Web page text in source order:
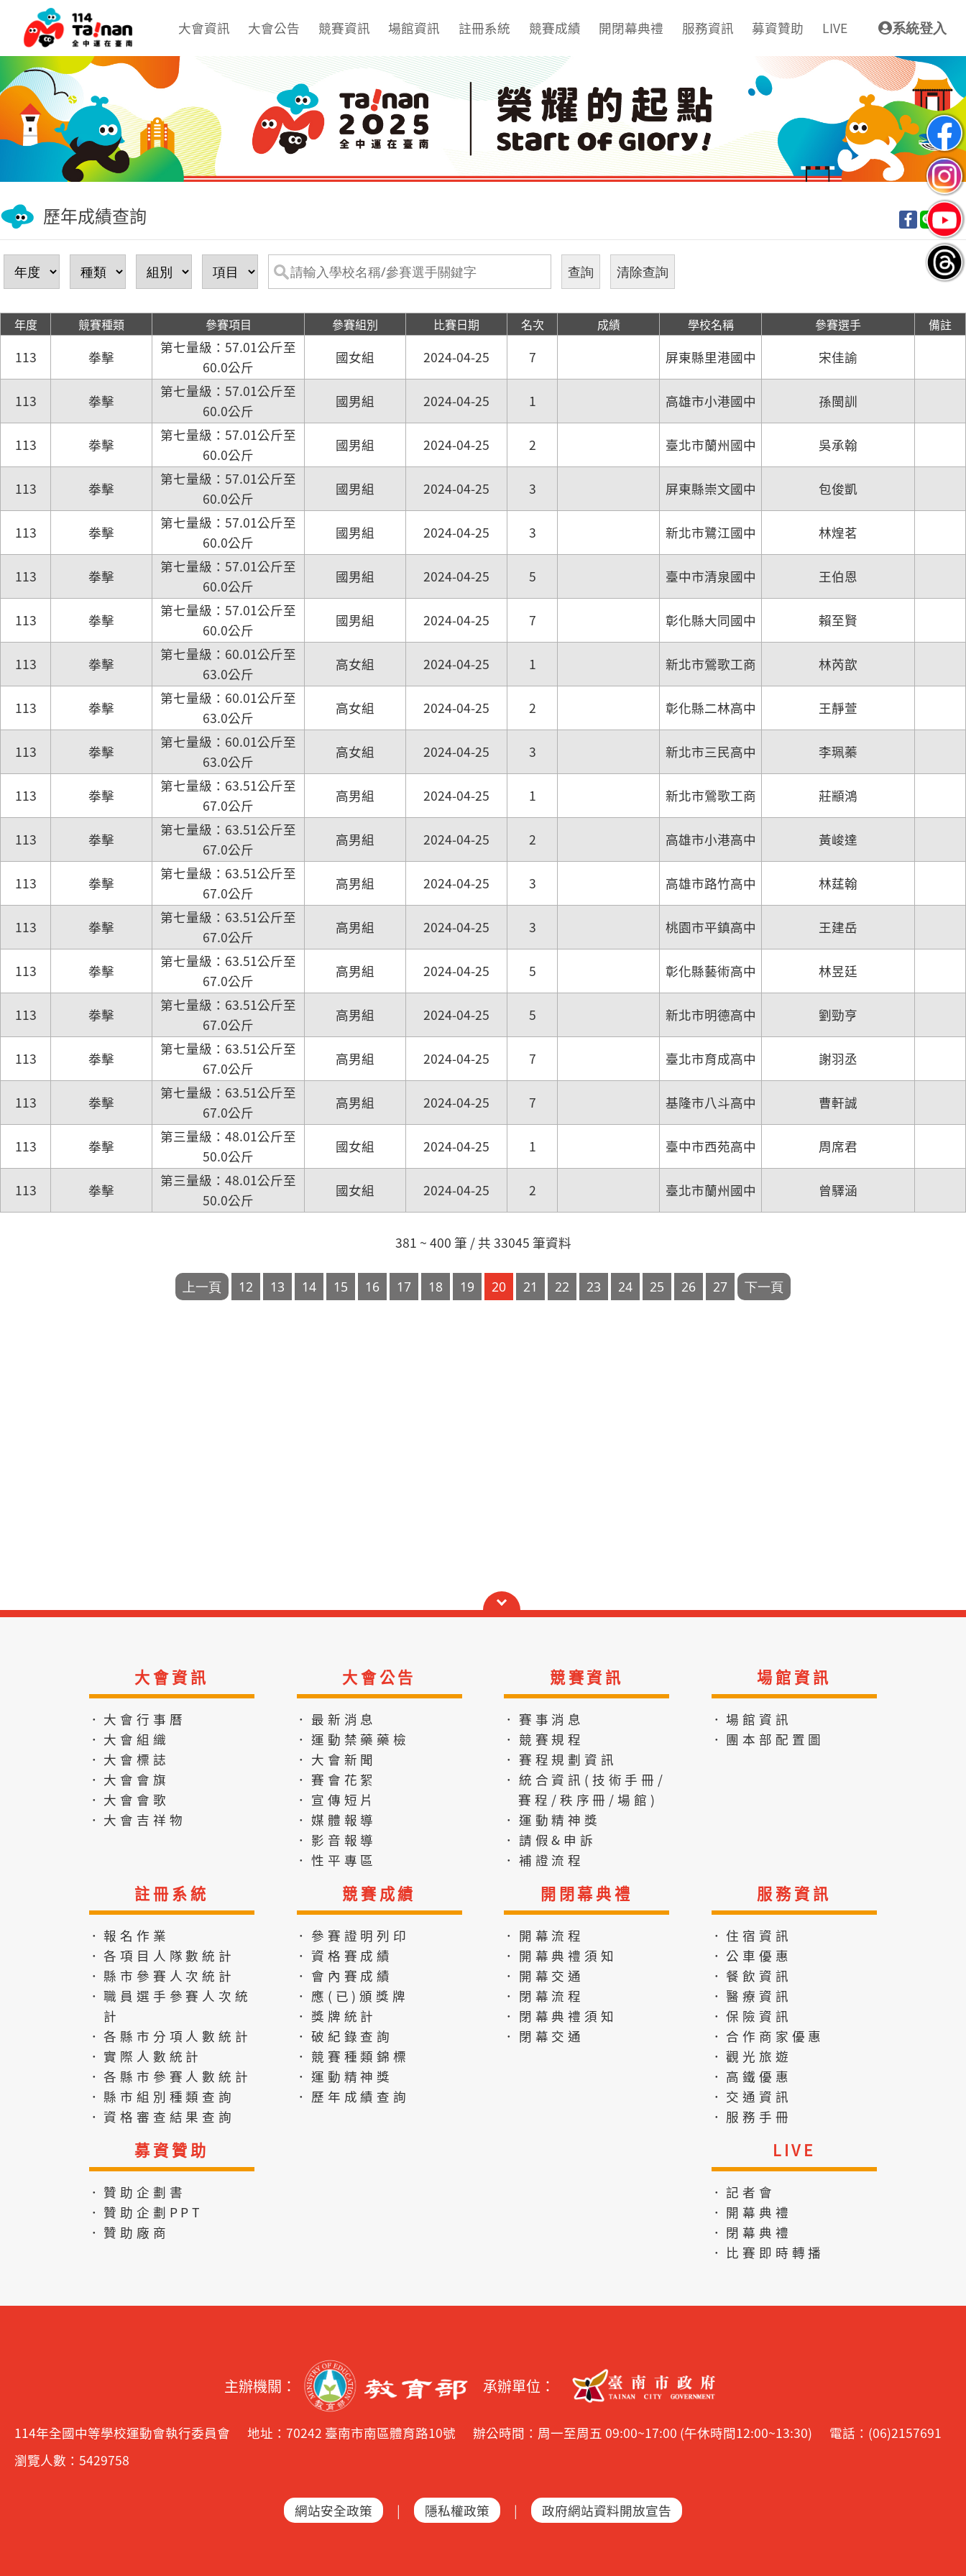
大會資訊 大會公告 競賽資訊 場館資訊 註冊系統 競賽成績 開閉幕典禮 服務資訊 募資贊助 LIVE 系統登入
歷年成績查詢
年度 競賽種類 參賽項目 參賽組別 比賽日期 名次 成績 學校名稱 參賽選手 備註
113 拳擊
第七量級：57.01公斤至
60.0公斤
國女組 2024-04-25 7 屏東縣里港國中 宋佳諭
113 拳擊
第七量級：57.01公斤至
60.0公斤
國男組 2024-04-25 1 高雄市小港國中 孫閩訓
113 拳擊
第七量級：57.01公斤至
60.0公斤
國男組 2024-04-25 2 臺北市蘭州國中 吳承翰
113 拳擊
第七量級：57.01公斤至
60.0公斤
國男組 2024-04-25 3 屏東縣崇文國中 包俊凱
113 拳擊
第七量級：57.01公斤至
60.0公斤
國男組 2024-04-25 3 新北市鷺江國中 林煌茗
113 拳擊
第七量級：57.01公斤至
60.0公斤
國男組 2024-04-25 5 臺中市清泉國中 王伯恩
113 拳擊
第七量級：57.01公斤至
60.0公斤
國男組 2024-04-25 7 彰化縣大同國中 賴至賢
113 拳擊
第七量級：60.01公斤至
63.0公斤
高女組 2024-04-25 1 新北市鶯歌工商 林芮歆
113 拳擊
第七量級：60.01公斤至
63.0公斤
高女組 2024-04-25 2 彰化縣二林高中 王靜萱
113 拳擊
第七量級：60.01公斤至
63.0公斤
高女組 2024-04-25 3 新北市三民高中 李珮蓁
113 拳擊
第七量級：63.51公斤至
67.0公斤
高男組 2024-04-25 1 新北市鶯歌工商 莊顓鴻
113 拳擊
第七量級：63.51公斤至
67.0公斤
高男組 2024-04-25 2 高雄市小港高中 黃峻達
113 拳擊
第七量級：63.51公斤至
67.0公斤
高男組 2024-04-25 3 高雄市路竹高中 林莛翰
113 拳擊
第七量級：63.51公斤至
67.0公斤
高男組 2024-04-25 3 桃園市平鎮高中 王建岳
113 拳擊
第七量級：63.51公斤至
67.0公斤
高男組 2024-04-25 5 彰化縣藝術高中 林昱廷
113 拳擊
第七量級：63.51公斤至
67.0公斤
高男組 2024-04-25 5 新北市明德高中 劉勁亨
113 拳擊
第七量級：63.51公斤至
67.0公斤
高男組 2024-04-25 7 臺北市育成高中 謝羽丞
113 拳擊
第七量級：63.51公斤至
67.0公斤
高男組 2024-04-25 7 基隆市八斗高中 曹軒誠
113 拳擊
第三量級：48.01公斤至
50.0公斤
國女組 2024-04-25 1 臺中市西苑高中 周席君
113 拳擊
第三量級：48.01公斤至
50.0公斤
國女組 2024-04-25 2 臺北市蘭州國中 曾驛涵
381 ~ 400 筆 / 共 33045 筆資料
大會資訊
．大會行事曆
．大會組織
．大會標誌
．大會會旗
．大會會歌
．大會吉祥物
大會公告
．最新消息
．運動禁藥藥檢
．大會新聞
．賽會花絮
．宣傳短片
．媒體報導
．影音報導
．性平專區
競賽資訊
．賽事消息
．競賽規程
．賽程規劃資訊
．統合資訊(技術手冊/
賽程/秩序冊/場館)
．運動精神獎
．請假&申訴
．補證流程
場館資訊
．場館資訊
．團本部配置圖
註冊系統
．報名作業
．各項目人隊數統計
．縣市參賽人次統計
．職員選手參賽人次統
計
．各縣市分項人數統計
．實際人數統計
．各縣市參賽人數統計
．縣市組別種類查詢
．資格審查結果查詢
競賽成績
．參賽證明列印
．資格賽成績
．會內賽成績
．應(已)頒獎牌
．獎牌統計
．破紀錄查詢
．競賽種類錦標
．運動精神獎
．歷年成績查詢
開閉幕典禮
．開幕流程
．開幕典禮須知
．開幕交通
．閉幕流程
．閉幕典禮須知
．閉幕交通
服務資訊
．住宿資訊
．公車優惠
．餐飲資訊
．醫療資訊
．保險資訊
．合作商家優惠
．觀光旅遊
．高鐵優惠
．交通資訊
．服務手冊
募資贊助
．贊助企劃書
．贊助企劃PPT
．贊助廠商
LIVE
．記者會
．開幕典禮
．閉幕典禮
．比賽即時轉播
主辦機關： 承辦單位：
114年全國中等學校運動會執行委員會 地址：70242 臺南市南區體育路10號 辦公時間：周一至周五 09:00~17:00 (午休時間12:00~13:30)
電話：(06)2157691
瀏覽人數：5429758
網站安全政策 | 隱私權政策 | 政府網站資料開放宣告